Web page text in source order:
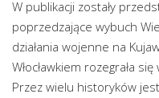
W publikacji zostały
poprzedzające wybuch
działania wojenne na
Włocławkiem rozegrała
Przez wielu historyków